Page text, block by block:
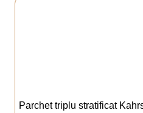
Parchet triplu stratificat